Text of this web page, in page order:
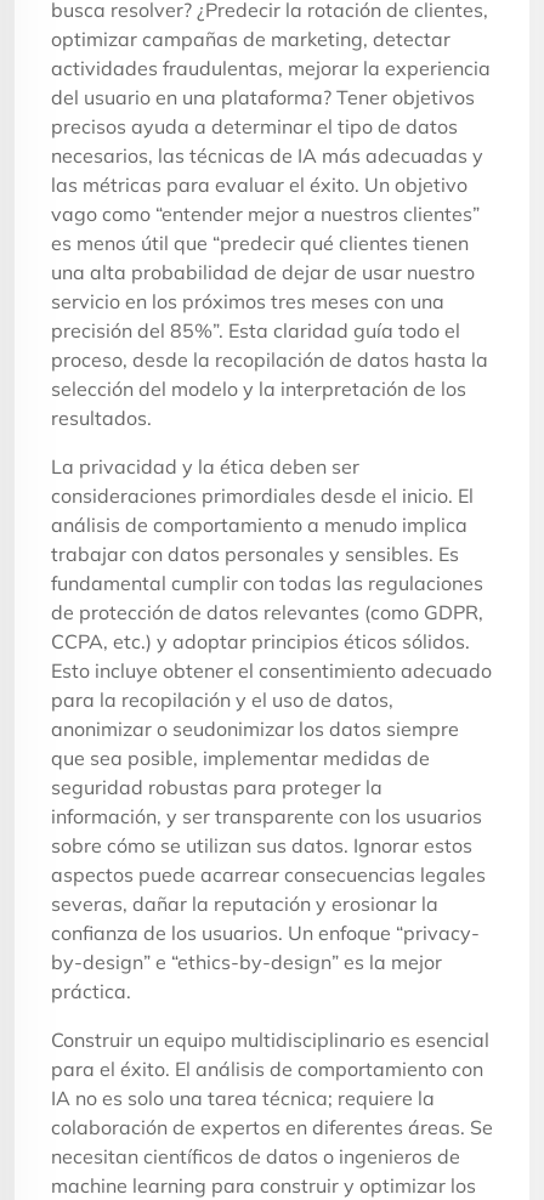
busca resolver? ¿Predecir la rotación de clientes,
optimizar campañas de marketing, detectar
actividades fraudulentas, mejorar la experiencia
del usuario en una plataforma? Tener objetivos
precisos ayuda a determinar el tipo de datos
necesarios, las técnicas de IA más adecuadas y
las métricas para evaluar el éxito. Un objetivo
vago como “entender mejor a nuestros clientes”
es menos útil que “predecir qué clientes tienen
una alta probabilidad de dejar de usar nuestro
servicio en los próximos tres meses con una
precisión del 85%”. Esta claridad guía todo el
proceso, desde la recopilación de datos hasta la
selección del modelo y la interpretación de los
resultados.
La privacidad y la ética deben ser
consideraciones primordiales desde el inicio. El
análisis de comportamiento a menudo implica
trabajar con datos personales y sensibles. Es
fundamental cumplir con todas las regulaciones
de protección de datos relevantes (como GDPR,
CCPA, etc.) y adoptar principios éticos sólidos.
Esto incluye obtener el consentimiento adecuado
para la recopilación y el uso de datos,
anonimizar o seudonimizar los datos siempre
que sea posible, implementar medidas de
seguridad robustas para proteger la
información, y ser transparente con los usuarios
sobre cómo se utilizan sus datos. Ignorar estos
aspectos puede acarrear consecuencias legales
severas, dañar la reputación y erosionar la
confianza de los usuarios. Un enfoque “privacy-
by-design” e “ethics-by-design” es la mejor
práctica.
Construir un equipo multidisciplinario es esencial
para el éxito. El análisis de comportamiento con
IA no es solo una tarea técnica; requiere la
colaboración de expertos en diferentes áreas. Se
necesitan científicos de datos o ingenieros de
machine learning para construir y optimizar los